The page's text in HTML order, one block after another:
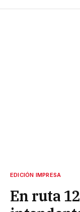
EDICIÓN IMPRESA
En ruta